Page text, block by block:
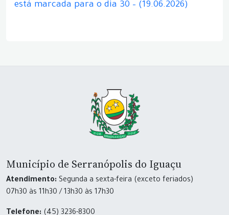
está marcada para o dia 30 – (19.06.2026)
Município de Serranópolis do Iguaçu
Atendimento: Segunda a sexta-feira (exceto feriados)
07h30 às 11h30 / 13h30 às 17h30
Telefone: (45) 3236-8300